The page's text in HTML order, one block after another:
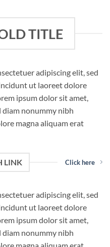
TITLE
adipiscing elit, sed
ut laoreet dolore
ipsum dolor sit amet,
diam nonummy nibh
magna aliquam erat
LINK Click here
adipiscing elit, sed
ut laoreet dolore
ipsum dolor sit amet,
diam nonummy nibh